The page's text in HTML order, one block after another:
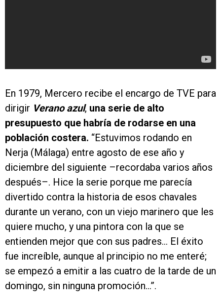
En 1979, Mercero recibe el encargo de TVE para
dirigir Verano azul, una serie de alto
presupuesto que habría de rodarse en una
población costera. “Estuvimos rodando en
Nerja (Málaga) entre agosto de ese año y
diciembre del siguiente –recordaba varios años
después–. Hice la serie porque me parecía
divertido contra la historia de esos chavales
durante un verano, con un viejo marinero que les
quiere mucho, y una pintora con la que se
entienden mejor que con sus padres… El éxito
fue increíble, aunque al principio no me enteré;
se empezó a emitir a las cuatro de la tarde de un
domingo, sin ninguna promoción...”.